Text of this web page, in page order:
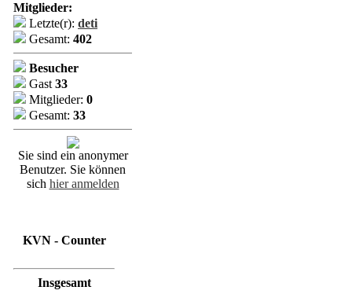
Mitglieder:
Letzte(r): deti
Gesamt: 402
Besucher
Gast 33
Mitglieder: 0
Gesamt: 33
Sie sind ein anonymer
Benutzer. Sie können
sich hier anmelden
KVN - Counter
Insgesamt